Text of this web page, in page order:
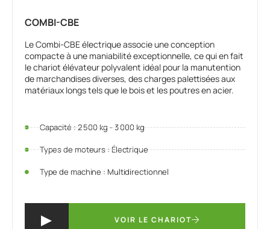
COMBI-CBE
Le Combi-CBE électrique associe une conception
compacte à une maniabilité exceptionnelle, ce qui en fait
le chariot élévateur polyvalent idéal pour la manutention
de marchandises diverses, des charges palettisées aux
matériaux longs tels que le bois et les poutres en acier.
Capacité : 2 500 kg - 3 000 kg
Types de moteurs : Électrique
Type de machine : Multidirectionnel
VOIR LE CHARIOT